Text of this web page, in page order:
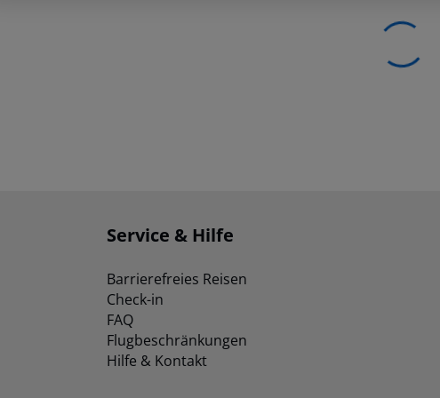
Service & Hilfe
Barrierefreies Reisen
Check-in
FAQ
Flugbeschränkungen
Hilfe & Kontakt